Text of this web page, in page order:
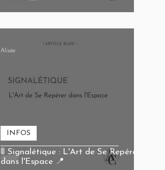
🚦 Signalétique : L'Art de Se Repérer
dans l'Espace 📍
INFOS
Alizée